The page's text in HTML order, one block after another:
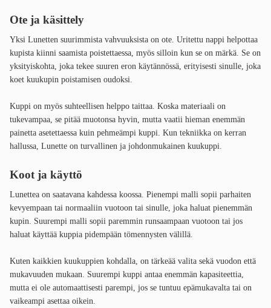
Ote ja käsittely
Yksi Lunetten suurimmista vahvuuksista on ote. Uritettu nappi helpottaa
kupista kiinni saamista poistettaessa, myös silloin kun se on märkä. Se on
yksityiskohta, joka tekee suuren eron käytännössä, erityisesti sinulle, joka
koet kuukupin poistamisen oudoksi.
Kuppi on myös suhteellisen helppo taittaa. Koska materiaali on
tukevampaa, se pitää muotonsa hyvin, mutta vaatii hieman enemmän
painetta asetettaessa kuin pehmeämpi kuppi. Kun tekniikka on kerran
hallussa, Lunette on turvallinen ja johdonmukainen kuukuppi.
Koot ja käyttö
Lunettea on saatavana kahdessa koossa. Pienempi malli sopii parhaiten
kevyempaan tai normaaliin vuotoon tai sinulle, joka haluat pienemmän
kupin. Suurempi malli sopii paremmin runsaampaan vuotoon tai jos
haluat käyttää kuppia pidempään tömennysten välillä.
Kuten kaikkien kuukuppien kohdalla, on tärkeää valita sekä vuodon että
mukavuuden mukaan. Suurempi kuppi antaa enemmän kapasiteettia,
mutta ei ole automaattisesti parempi, jos se tuntuu epämukavalta tai on
vaikeampi asettaa oikein.